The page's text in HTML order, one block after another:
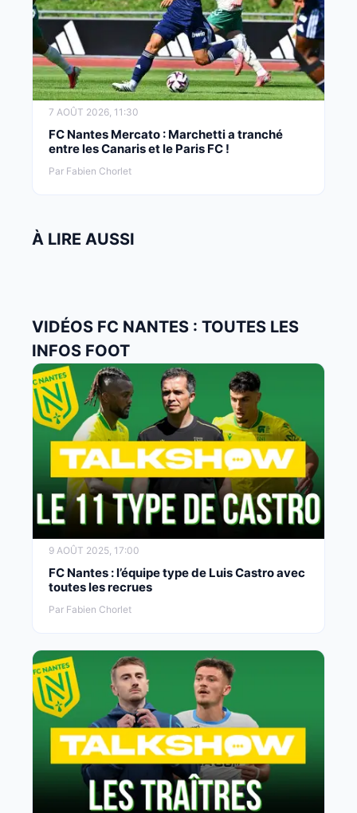
7 AOÛT 2026, 11:30
FC Nantes Mercato : Marchetti a tranché
entre les Canaris et le Paris FC !
Par Fabien Chorlet
À LIRE AUSSI
VIDÉOS FC NANTES : TOUTES LES
INFOS FOOT
9 AOÛT 2025, 17:00
FC Nantes : l’équipe type de Luis Castro avec
toutes les recrues
Par Fabien Chorlet